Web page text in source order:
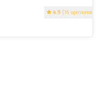
4.9 (16 opiniones)